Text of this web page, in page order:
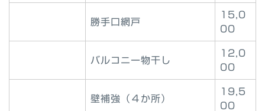
勝手口網戸
15,0
00
バルコニー物干し
12,0
00
壁補強（４か所）
19,5
00